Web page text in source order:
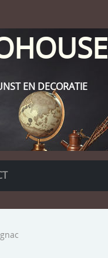
EN DECORATIE